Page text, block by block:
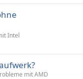
Intel
mit AMD